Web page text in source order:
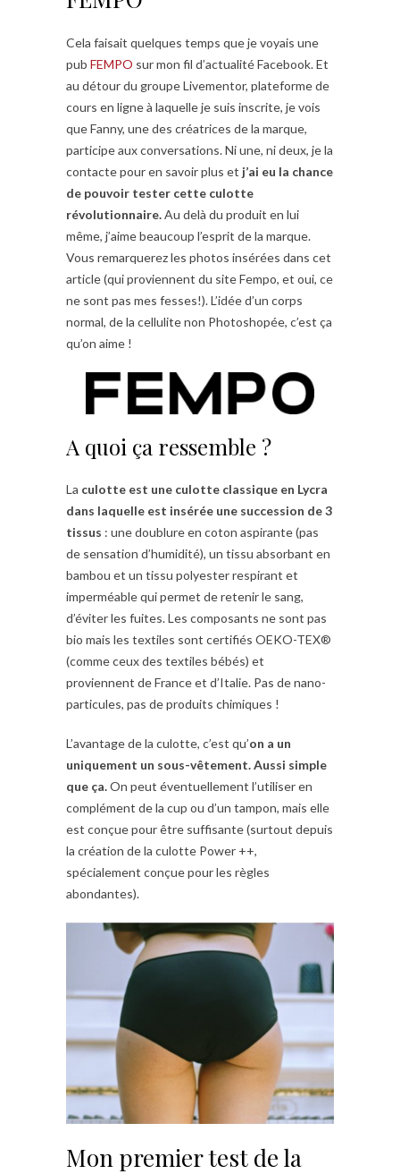
Cela faisait quelques temps que je voyais une
pub FEMPO sur mon fil d’actualité Facebook. Et
au détour du groupe Livementor, plateforme de
cours en ligne à laquelle je suis inscrite, je vois
que Fanny, une des créatrices de la marque,
participe aux conversations. Ni une, ni deux, je la
contacte pour en savoir plus et j’ai eu la chance
de pouvoir tester cette culotte
révolutionnaire.Au delà du produit en lui
même, j’aime beaucoup l’esprit de la marque.
Vous remarquerez les photos insérées dans cet
article (qui proviennent du site Fempo, et oui, ce
ne sont pas mes fesses!). L’idée d’un corps
normal, de la cellulite non Photoshopée, c’est ça
qu’on aime !
A quoi ça ressemble ?
La culotte est une culotte classique en Lycra
dans laquelle est insérée une succession de 3
tissus : une doublure en coton aspirante (pas
de sensation d’humidité), un tissu absorbant en
bambou et un tissu polyester respirant et
imperméable qui permet de retenir le sang,
d’éviter les fuites. Les composants ne sont pas
bio mais les textiles sont certifiés OEKO-TEX®
(comme ceux des textiles bébés) et
proviennent de France et d’Italie. Pas de nano-
particules, pas de produits chimiques !
L’avantage de la culotte, c’est qu’on a un
uniquement un sous-vêtement. Aussi simple
que ça.On peut éventuellement l’utiliser en
complément de la cup ou d’un tampon, mais elle
est conçue pour être suffisante (surtout depuis
la création de la culotte Power ++,
spécialement conçue pour les règles
abondantes).
Mon premier test de la